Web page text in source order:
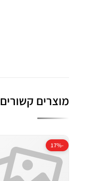
מוצרים קשורים
-17%